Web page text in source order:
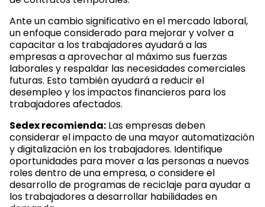
Ante un cambio significativo en el mercado laboral,
un enfoque considerado para mejorar y volver a
capacitar a los trabajadores ayudará a las
empresas a aprovechar al máximo sus fuerzas
laborales y respaldar las necesidades comerciales
futuras. Esto también ayudará a reducir el
desempleo y los impactos financieros para los
trabajadores afectados.
Sedex recomienda: Las empresas deben
considerar el impacto de una mayor automatización
y digitalización en los trabajadores. Identifique
oportunidades para mover a las personas a nuevos
roles dentro de una empresa, o considere el
desarrollo de programas de reciclaje para ayudar a
los trabajadores a desarrollar habilidades en